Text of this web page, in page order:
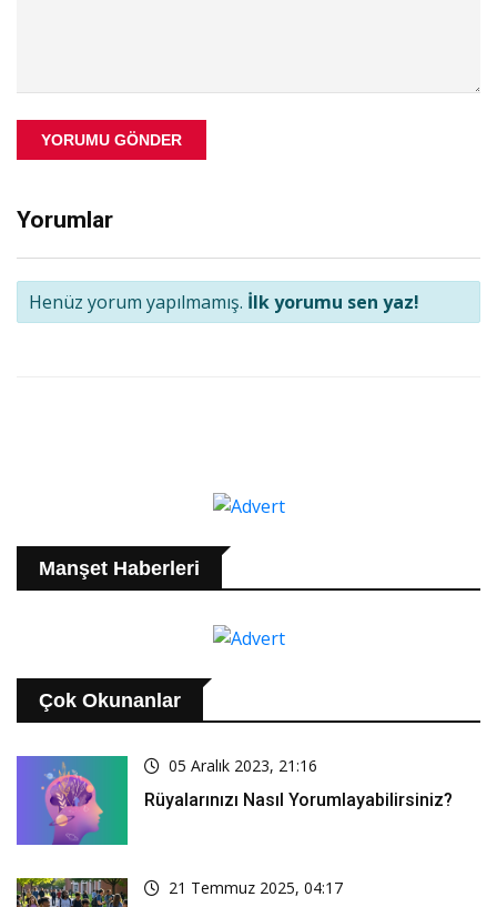
YORUMU GÖNDER
Yorumlar
Henüz yorum yapılmamış. İlk yorumu sen yaz!
Manşet Haberleri
Çok Okunanlar
05 Aralık 2023, 21:16
Rüyalarınızı Nasıl Yorumlayabilirsiniz?
21 Temmuz 2025, 04:17